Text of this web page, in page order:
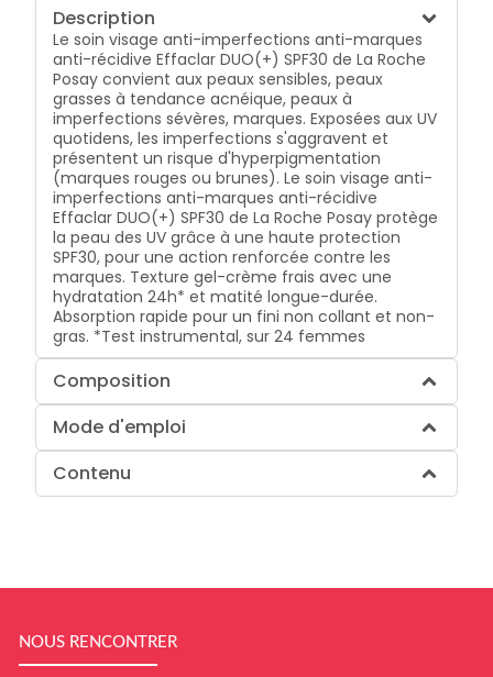
Description
Le soin visage anti-imperfections anti-marques
anti-récidive Effaclar DUO(+) SPF30 de La Roche
Posay convient aux peaux sensibles, peaux
grasses à tendance acnéique, peaux à
imperfections sévères, marques. Exposées aux UV
quotidens, les imperfections s'aggravent et
présentent un risque d'hyperpigmentation
(marques rouges ou brunes). Le soin visage anti-
imperfections anti-marques anti-récidive
Effaclar DUO(+) SPF30 de La Roche Posay protège
la peau des UV grâce à une haute protection
SPF30, pour une action renforcée contre les
marques. Texture gel-crème frais avec une
hydratation 24h* et matité longue-durée.
Absorption rapide pour un fini non collant et non-
gras. *Test instrumental, sur 24 femmes
Composition
Mode d'emploi
Contenu
NOUS RENCONTRER